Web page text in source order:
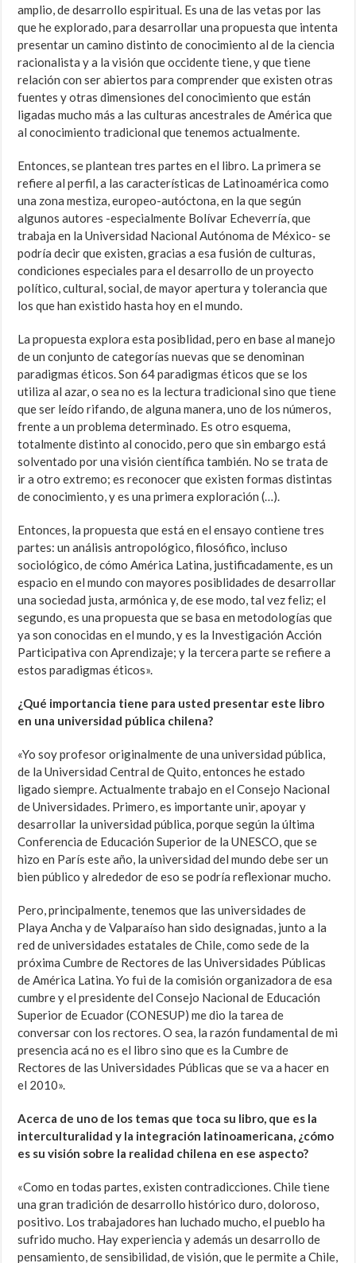
amplio, de desarrollo espiritual. Es una de las vetas por las
que he explorado, para desarrollar una propuesta que intenta
presentar un camino distinto de conocimiento al de la ciencia
racionalista y a la visión que occidente tiene, y que tiene
relación con ser abiertos para comprender que existen otras
fuentes y otras dimensiones del conocimiento que están
ligadas mucho más a las culturas ancestrales de América que
al conocimiento tradicional que tenemos actualmente.
Entonces, se plantean tres partes en el libro. La primera se
refiere al perfil, a las características de Latinoamérica como
una zona mestiza, europeo-autóctona, en la que según
algunos autores -especialmente Bolívar Echeverría, que
trabaja en la Universidad Nacional Autónoma de México- se
podría decir que existen, gracias a esa fusión de culturas,
condiciones especiales para el desarrollo de un proyecto
político, cultural, social, de mayor apertura y tolerancia que
los que han existido hasta hoy en el mundo.
La propuesta explora esta posiblidad, pero en base al manejo
de un conjunto de categorías nuevas que se denominan
paradigmas éticos. Son 64 paradigmas éticos que se los
utiliza al azar, o sea no es la lectura tradicional sino que tiene
que ser leído rifando, de alguna manera, uno de los números,
frente a un problema determinado. Es otro esquema,
totalmente distinto al conocido, pero que sin embargo está
solventado por una visión científica también. No se trata de
ir a otro extremo; es reconocer que existen formas distintas
de conocimiento, y es una primera exploración (…).
Entonces, la propuesta que está en el ensayo contiene tres
partes: un análisis antropológico, filosófico, incluso
sociológico, de cómo América Latina, justificadamente, es un
espacio en el mundo con mayores posiblidades de desarrollar
una sociedad justa, armónica y, de ese modo, tal vez feliz; el
segundo, es una propuesta que se basa en metodologías que
ya son conocidas en el mundo, y es la Investigación Acción
Participativa con Aprendizaje; y la tercera parte se refiere a
estos paradigmas éticos».
¿Qué importancia tiene para usted presentar este libro
en una universidad pública chilena?
«Yo soy profesor originalmente de una universidad pública,
de la Universidad Central de Quito, entonces he estado
ligado siempre. Actualmente trabajo en el Consejo Nacional
de Universidades. Primero, es importante unir, apoyar y
desarrollar la universidad pública, porque según la última
Conferencia de Educación Superior de la UNESCO, que se
hizo en París este año, la universidad del mundo debe ser un
bien público y alrededor de eso se podría reflexionar mucho.
Pero, principalmente, tenemos que las universidades de
Playa Ancha y de Valparaíso han sido designadas, junto a la
red de universidades estatales de Chile, como sede de la
próxima Cumbre de Rectores de las Universidades Públicas
de América Latina. Yo fui de la comisión organizadora de esa
cumbre y el presidente del Consejo Nacional de Educación
Superior de Ecuador (CONESUP) me dio la tarea de
conversar con los rectores. O sea, la razón fundamental de mi
presencia acá no es el libro sino que es la Cumbre de
Rectores de las Universidades Públicas que se va a hacer en
el 2010».
Acerca de uno de los temas que toca su libro, que es la
interculturalidad y la integración latinoamericana, ¿cómo
es su visión sobre la realidad chilena en ese aspecto?
«Como en todas partes, existen contradicciones. Chile tiene
una gran tradición de desarrollo histórico duro, doloroso,
positivo. Los trabajadores han luchado mucho, el pueblo ha
sufrido mucho. Hay experiencia y además un desarrollo de
pensamiento, de sensibilidad, de visión, que le permite a Chile,